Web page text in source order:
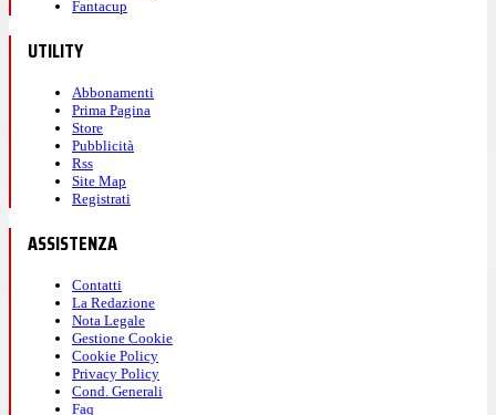
Fantacup
UTILITY
Abbonamenti
Prima Pagina
Store
Pubblicità
Rss
Site Map
Registrati
ASSISTENZA
Contatti
La Redazione
Nota Legale
Gestione Cookie
Cookie Policy
Privacy Policy
Cond. Generali
Faq